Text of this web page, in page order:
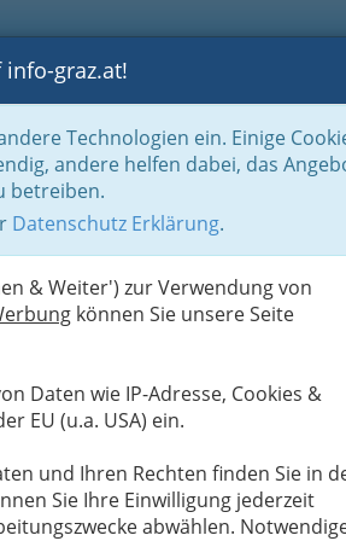
GASTRONOMIE BRANCHEN M
graz.at!
Technologien ein. Einige
andere helfen dabei, das
betreiben.
Datenschutz Erklärung.
& Weiter') zur Verwendung von
können Sie unsere Seite
Daten wie IP-Adresse, Cookies &
EU (u.a. USA) ein.
und Ihren Rechten finden Sie in
Sie Ihre Einwilligung jederzeit
abwählen.